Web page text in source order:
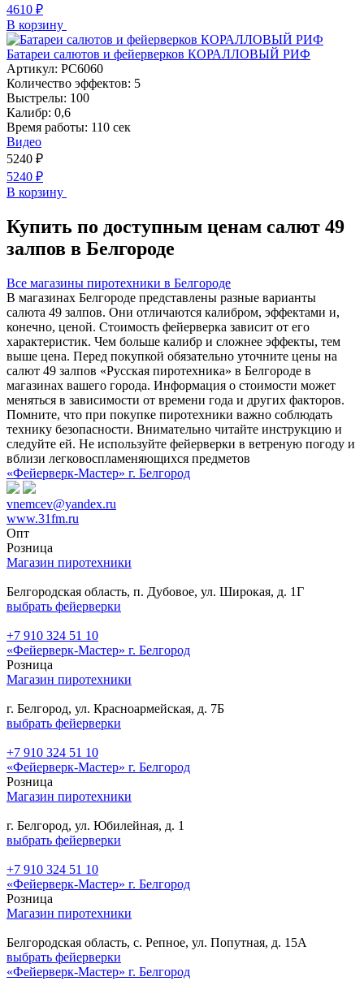
4610 ₽
В корзину
Батареи салютов и фейерверков КОРАЛЛОВЫЙ РИФ
Артикул: РС6060
Количество эффектов: 5
Выстрелы: 100
Калибр: 0,6
Время работы: 110 сек
Видео
5240 ₽
5240 ₽
В корзину
Купить по доступным ценам салют 49
залпов в Белгороде
Все магазины пиротехники в Белгороде
В магазинах Белгороде представлены разные варианты
салюта 49 залпов. Они отличаются калибром, эффектами и,
конечно, ценой. Стоимость фейерверка зависит от его
характеристик. Чем больше калибр и сложнее эффекты, тем
выше цена. Перед покупкой обязательно уточните цены на
салют 49 залпов «Русская пиротехника» в Белгороде в
магазинах вашего города. Информация о стоимости может
меняться в зависимости от времени года и других факторов.
Помните, что при покупке пиротехники важно соблюдать
технику безопасности. Внимательно читайте инструкцию и
следуйте ей. Не используйте фейерверки в ветреную погоду и
вблизи легковоспламеняющихся предметов
«Фейерверк-Мастер» г. Белгород
vnemcev@yandex.ru
www.31fm.ru
Опт
Розница
Магазин пиротехники
Белгородская область, п. Дубовое, ул. Широкая, д. 1Г
выбрать фейерверки
+7 910 324 51 10
«Фейерверк-Мастер» г. Белгород
Розница
Магазин пиротехники
г. Белгород, ул. Красноармейская, д. 7Б
выбрать фейерверки
+7 910 324 51 10
«Фейерверк-Мастер» г. Белгород
Розница
Магазин пиротехники
г. Белгород, ул. Юбилейная, д. 1
выбрать фейерверки
+7 910 324 51 10
«Фейерверк-Мастер» г. Белгород
Розница
Магазин пиротехники
Белгородская область, с. Репное, ул. Попутная, д. 15А
выбрать фейерверки
«Фейерверк-Мастер» г. Белгород